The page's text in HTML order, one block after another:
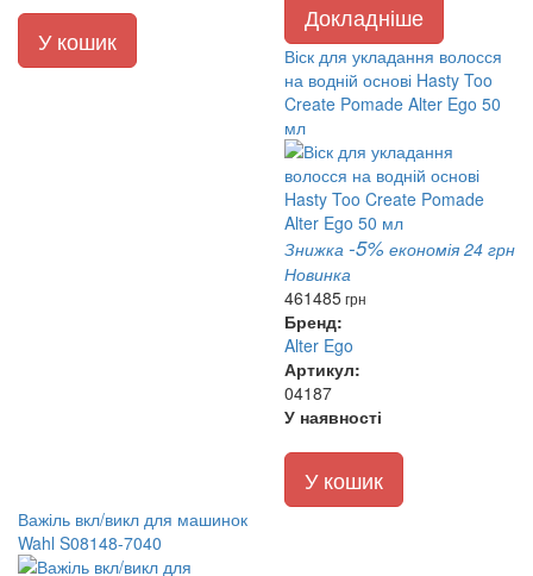
У кошик
Докладніше
Віск для укладання волосся
на водній основі Hasty Too
Create Pomade Alter Ego 50
мл
Знижка -5% економія 24 грн
Новинка
461485грн
Бренд:
Alter Ego
Артикул:
04187
У наявності
У кошик
Важіль вкл/викл для машинок
Wahl S08148-7040